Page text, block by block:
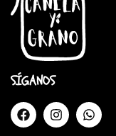
SÍGANOS